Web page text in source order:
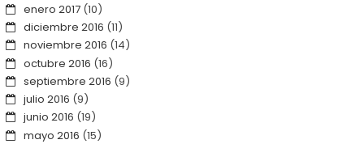
enero 2017(10)
diciembre 2016 (11)
noviembre 2016 (14)
octubre 2016 (16)
septiembre 2016 (9)
julio 2016 (9)
junio 2016 (19)
mayo 2016 (15)